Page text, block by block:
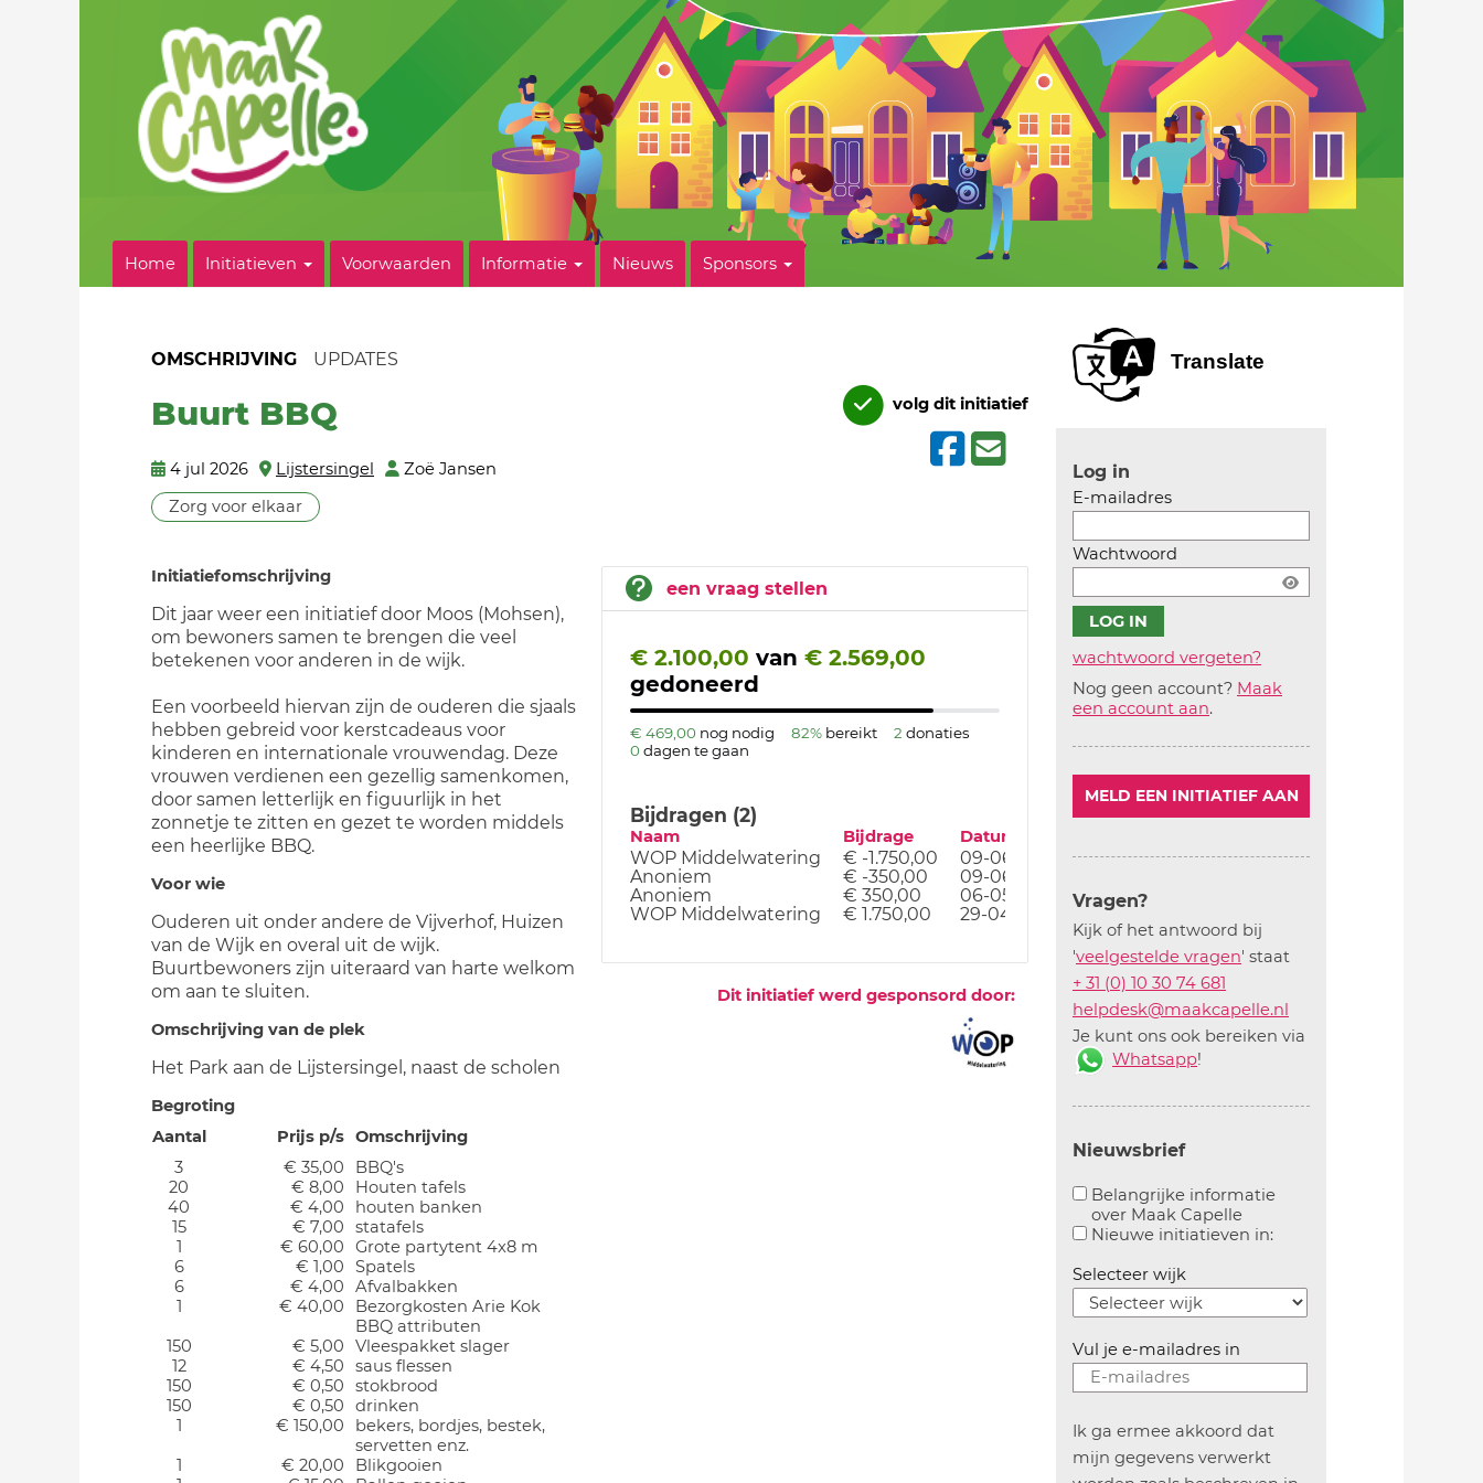
Home Initiatieven Voorwaarden Informatie Nieuws Sponsors
OMSCHRIJVING UPDATES
Buurt BBQ
4 jul 2026 Lijstersingel
Zoë Jansen
Zorg voor elkaar
volg dit initiatief
een vraag stellen
€ 2.100,00 van € 2.569,00
gedoneerd
€ 469,00 nog nodig 82% bereikt 2 donaties
0 dagen te gaan
Bijdragen (2)
Naam Bijdrage Datum
WOP Middelwatering € -1.750,00
09-06-26
Anoniem
€ -350,00
09-06-26
Anoniem
€ 350,00
06-05-26
WOP Middelwatering
€ 1.750,00 29-04-26
Dit initiatief werd gesponsord door:
Initiatiefomschrijving
Dit jaar weer een initiatief door Moos (Mohsen),
om bewoners samen te brengen die veel
betekenen voor anderen in de wijk.
Een voorbeeld hiervan zijn de ouderen die sjaals
hebben gebreid voor kerstcadeaus voor
kinderen en internationale vrouwendag. Deze
vrouwen verdienen een gezellig samenkomen,
door samen letterlijk en figuurlijk in het
zonnetje te zitten en gezet te worden middels
een heerlijke BBQ.
Voor wie
Ouderen uit onder andere de Vijverhof, Huizen
van de Wijk en overal uit de wijk.
Buurtbewoners zijn uiteraard van harte welkom
om aan te sluiten.
Omschrijving van de plek
Het Park aan de Lijstersingel, naast de scholen
Begroting
Aantal
Prijs p/s Omschrijving
3
€ 35,00
BBQ's
20
€ 8,00
Houten tafels
40
€ 4,00
houten banken
15
€ 7,00
statafels
1
€ 60,00
Grote partytent 4x8 m
6
€ 1,00
Spatels
6
€ 4,00
Afvalbakken
1
€ 40,00
Bezorgkosten Arie Kok
BBQ attributen
150
€ 5,00
Vleespakket slager
12
€ 4,50
saus flessen
150
€ 0,50
stokbrood
150
€ 0,50
drinken
1
€ 150,00
bekers, bordjes, bestek,
servetten enz.
1
€ 20,00
Blikgooien
Translate
Log in
E-mailadres
Wachtwoord
wachtwoord vergeten?
Nog geen account? Maak
een account aan.
MELD EEN INITIATIEF AAN
Vragen?
Kijk of het antwoord bij
'veelgestelde vragen' staat
+ 31 (0) 10 30 74 681
helpdesk@maakcapelle.nl
Je kunt ons ook bereiken via
Whatsapp!
Nieuwsbrief
Belangrijke informatie
over Maak Capelle
Aanvinken om belangrijke informatie over
Nieuwe initiatieven in:Aanvinken om
Selecteer wijk
Vul je e-mailadres in
Ik ga ermee akkoord dat
mijn gegevens verwerkt